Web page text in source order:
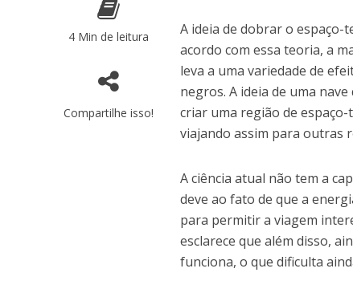
4 Min de leitura
Compartilhe isso!
A ideia de dobrar o espaço-
acordo com essa teoria, a
leva a uma variedade de
negros. A ideia de uma
criar uma região de
viajando assim para outras
A ciência atual não tem a
deve ao fato de que a
para permitir a viagem
esclarece que além disso,
funciona, o que dificulta